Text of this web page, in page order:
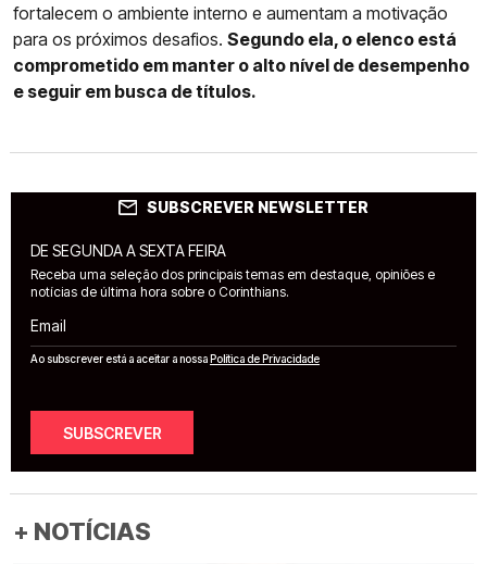
fortalecem o ambiente interno e aumentam a motivação
para os próximos desafios. Segundo ela, o elenco está
comprometido em manter o alto nível de desempenho
e seguir em busca de títulos.
SUBSCREVER NEWSLETTER
DE SEGUNDA A SEXTA FEIRA
Receba uma seleção dos principais temas em destaque, opiniões e
notícias de última hora sobre o Corinthians.
Email
Ao subscrever está a aceitar a nossaPolítica de Privacidade
SUBSCREVER
+ NOTÍCIAS